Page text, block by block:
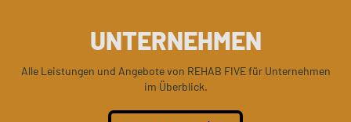
UNTERNEHMEN
Alle Leistungen und Angebote von REHAB FIVE für Unternehmen
im Überblick.